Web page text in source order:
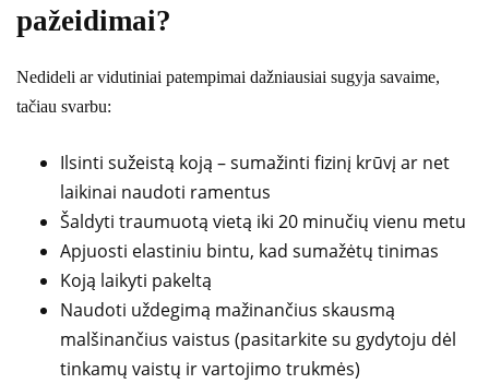
pažeidimai?
Nedideli ar vidutiniai patempimai dažniausiai sugyja savaime,
tačiau svarbu:
Ilsinti sužeistą koją – sumažinti fizinį krūvį ar net
laikinai naudoti ramentus
Šaldyti traumuotą vietą iki 20 minučių vienu metu
Apjuosti elastiniu bintu, kad sumažėtų tinimas
Koją laikyti pakeltą
Naudoti uždegimą mažinančius skausmą
malšinančius vaistus (pasitarkite su gydytoju dėl
tinkamų vaistų ir vartojimo trukmės)